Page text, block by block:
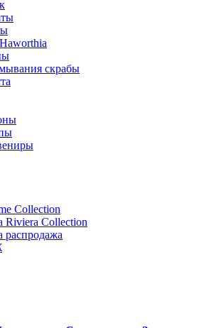
скрабы
Collection
Riviera Collection
распродажа